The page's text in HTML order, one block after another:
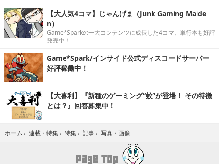
【大人気4コマ】じゃんげま（Junk Gaming Maide
n）
Game*Sparkの一大コンテンツに成長した4コマ。単行本も好評
発売中！
Game*Spark/インサイド公式ディスコードサーバー
好評稼働中！
【大喜利】『新種のゲーミング“蚊”が登場！ その特徴
とは？』回答募集中！
ホーム › 連載・特集 › 特集 › 記事 › 写真・画像